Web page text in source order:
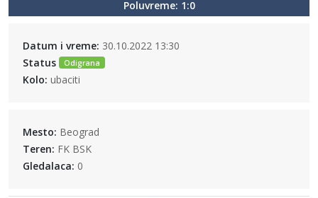
Poluvreme: 1:0
Datum i vreme: 30.10.2022 13:30
Status
Odigrana
Kolo: ubaciti
Mesto: Beograd
Teren: FK BSK
Gledalaca: 0